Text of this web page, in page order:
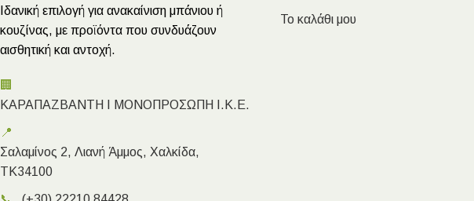
Ιδανική επιλογή για ανακαίνιση μπάνιου ή
κουζίνας, με προϊόντα που συνδυάζουν
αισθητική και αντοχή.
🏢
ΚΑΡΑΠΑΖΒΑΝΤΗ Ι ΜΟΝΟΠΡΟΣΩΠΗ Ι.Κ.Ε.
📍
Σαλαμίνος 2, Λιανή Άμμος, Χαλκίδα,
ΤΚ34100
Το καλάθι μου